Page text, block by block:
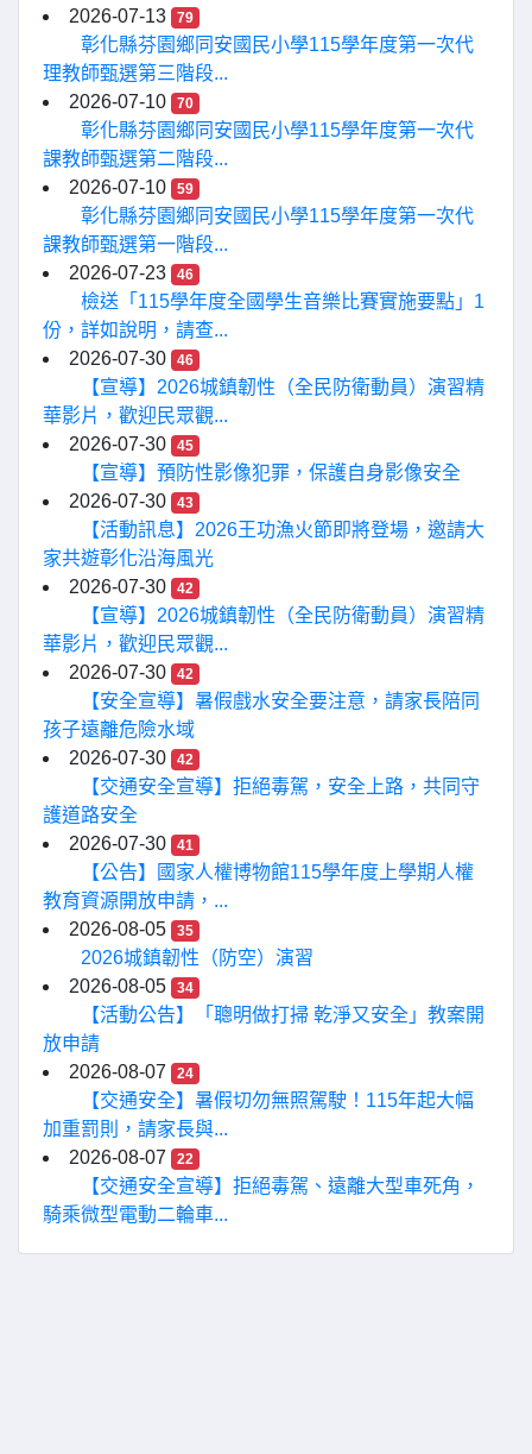
2026-07-13 79
彰化縣芬園鄉同安國民小學115學年度第一次代
理教師甄選第三階段...
2026-07-10
70
彰化縣芬園鄉同安國民小學115學年度第一次代
課教師甄選第二階段...
2026-07-10
59
彰化縣芬園鄉同安國民小學115學年度第一次代
課教師甄選第一階段...
2026-07-23
46
檢送「115學年度全國學生音樂比賽實施要點」1
份，詳如說明，請查...
2026-07-30
46
【宣導】2026城鎮韌性（全民防衛動員）演習精
華影片，歡迎民眾觀...
2026-07-30
45
【宣導】預防性影像犯罪，保護自身影像安全
2026-07-30
43
【活動訊息】2026王功漁火節即將登場，邀請大
家共遊彰化沿海風光
2026-07-30
42
【宣導】2026城鎮韌性（全民防衛動員）演習精
華影片，歡迎民眾觀...
2026-07-30
42
【安全宣導】暑假戲水安全要注意，請家長陪同
孩子遠離危險水域
2026-07-30
42
【交通安全宣導】拒絕毒駕，安全上路，共同守
護道路安全
2026-07-30
41
【公告】國家人權博物館115學年度上學期人權
教育資源開放申請，...
2026-08-05
35
2026城鎮韌性（防空）演習
2026-08-05
34
【活動公告】「聰明做打掃 乾淨又安全」教案開
放申請
2026-08-07
24
【交通安全】暑假切勿無照駕駛！115年起大幅
加重罰則，請家長與...
2026-08-07
22
【交通安全宣導】拒絕毒駕、遠離大型車死角，
騎乘微型電動二輪車...